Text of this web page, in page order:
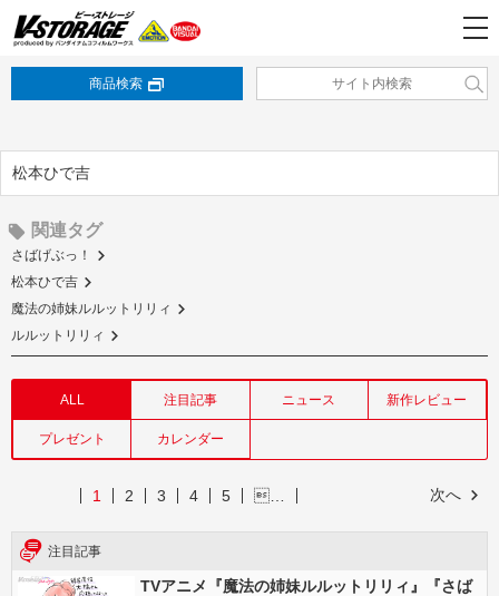
商品検索
松本ひで吉
関連タグ
さばげぶっ！
松本ひで吉
魔法の姉妹ルルットリリィ
ルルットリリィ
ALL 注目記事 ニュース 新作レビュー
プレゼント カレンダー
次へ
1 2 3 4 5 …
注目記事
TVアニメ『魔法の姉妹ルルットリリィ』『さば